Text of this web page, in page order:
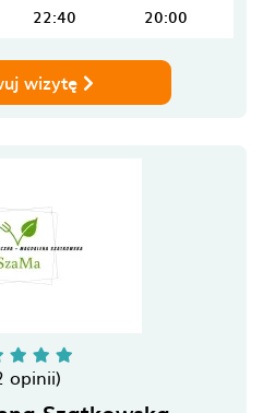
22:40 20:00
wizytę
opinii)